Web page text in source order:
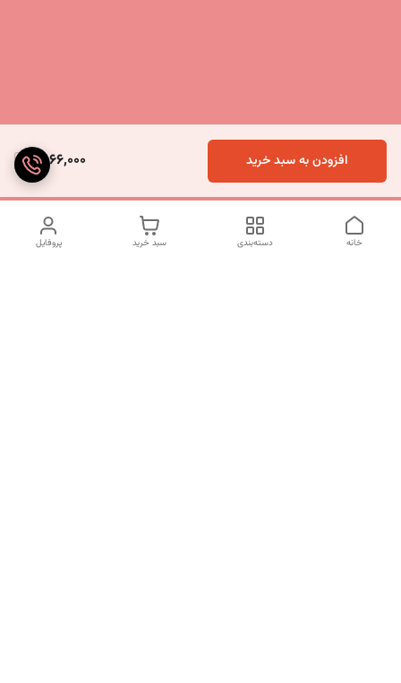
5,166,000 افزودن به سبد خرید
پروفایل سبد خرید دسته‌بندی خانه